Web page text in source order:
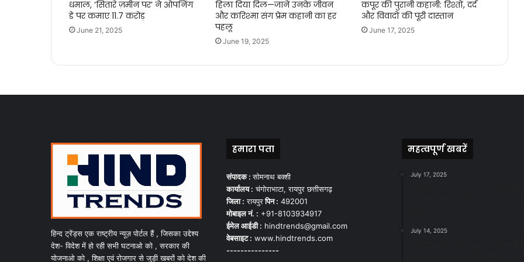
धमाल, ‘सितारे ज़मीन पर’ ने ओपनिंग
डे पर कमाए 11.7 करोड़
June 21, 2025
हिला दिया दिल—जानें उनके जीवन
और करिश्मा संग प्रेम कहानी का हर
पहलू
June 19, 2025
कपूर की पुरानी कहानी: रिश्तों, दर्द
और विवादों की पूरी दास्तान
June 17, 2025
हिन्द ट्रेंड्स एक राष्ट्रीय न्यूज़ पोर्टल हैं , जिसका उद्देश्य
देश- विदेश में हो रही सभी घटनाओ को , सरकार की
योजनाओ को , शिक्षा एवं रोजगार से जुड़ी खबरों को देश की
हमारा पता
संपादक :सोमनाथ बक्शी
कार्यालय : चंगोराभाटा, रायपुर छत्तीसगढ़
जिला : रायपुरपिन : 492001
मोबाइल नं. : +91-8103934917
ईमेल आईडी : hindtrends@gmail.com
वेबसाइट : www.hindtrends.com
---------------
महत्वपूर्ण खबरें
July 17, 2025
July 14, 2025